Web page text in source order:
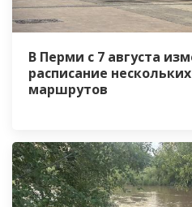
В Перми с 7 августа
расписание
маршрутов